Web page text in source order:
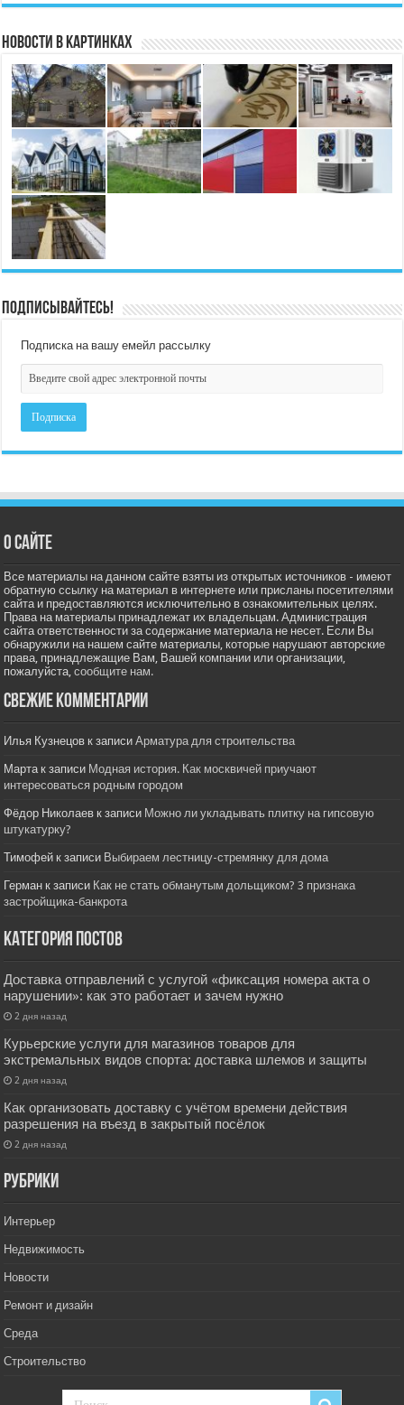
Новости в картинках
Подписывайтесь!
Подписка на вашу емейл рассылку
О сайте
Все материалы на данном сайте взяты из открытых источников - имеют
обратную ссылку на материал в интернете или присланы посетителями
сайта и предоставляются исключительно в ознакомительных целях.
Права на материалы принадлежат их владельцам. Администрация
сайта ответственности за содержание материала не несет. Если Вы
обнаружили на нашем сайте материалы, которые нарушают авторские
права, принадлежащие Вам, Вашей компании или организации,
пожалуйста,сообщите нам.
Свежие комментарии
Илья Кузнецов к записиАрматура для строительства
Мартак записи Модная история. Как москвичей приучают
интересоваться родным городом
Фёдор Николаев к записи Можно ли укладывать плитку на гипсовую
штукатурку?
Тимофей к записи Выбираем лестницу-стремянку для дома
Герман к записи Как не стать обманутым дольщиком? 3 признака
застройщика-банкрота
Категория постов
Доставка отправлений с услугой «фиксация номера акта о
нарушении»: как это работает и зачем нужно
2 дня назад
Курьерские услуги для магазинов товаров для
экстремальных видов спорта: доставка шлемов и защиты
2 дня назад
Как организовать доставку с учётом времени действия
разрешения на въезд в закрытый посёлок
2 дня назад
РУбрики
Интерьер
Недвижимость
Новости
Ремонт и дизайн
Среда
Строительство